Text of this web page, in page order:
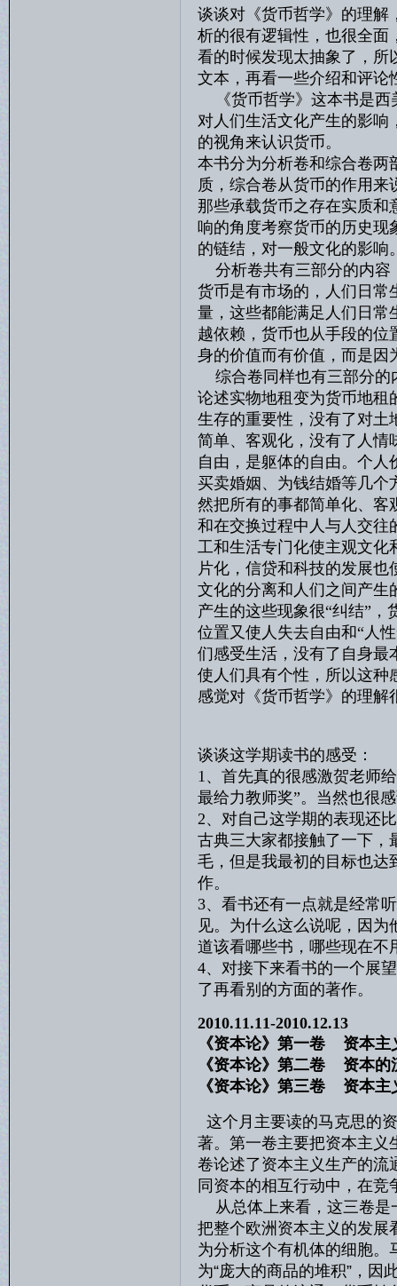
谈谈对《货币哲学》的理解
析的很有逻辑性，也很全面
看的时候发现太抽象了，所
文本，再看一些介绍和评论
《货币哲学》这本书是西
对人们生活文化产生的影响
的视角来认识货币。
本书分为分析卷和综合卷两
质，综合卷从货币的作用
那些承载货币之存在实质和
响的角度考察货币的历史现
的链结，对一般文化的影响
分析卷共有三部分的内容
货币是有市场的，人们日常
量，这些都能满足人们日常
越依赖，货币也从手段的位
身的价值而有价值，而是因
综合卷同样也有三部分的
论述实物地租变为货币地租
生存的重要性，没有了对土
简单、客观化，没有了人情
自由，是躯体的自由。个
买卖婚姻、为钱结婚等几个
然把所有的事都简单化、客
和在交换过程中人与人交往
工和生活专门化使主观文化
片化，信贷和科技的发展也
文化的分离和人们之间产生
产生的这些现象很“纠结”
位置又使人失去自由和“人
们感受生活，没有了自身最
使人们具有个性，所以这种
感觉对《货币哲学》的理解
谈谈这学期读书的感受：
1、首先真的很感激贺老师
最给力教师奖”。当然也很
2、对自己这学期的表现还
古典三大家都接触了一下，
毛，但是我最初的目标也达
作。
3、看书还有一点就是经常
见。为什么这么说呢，因
道该看哪些书，哪些现在不
4、对接下来看书的一个展
了再看别的方面的著作。
2010.11.11-2010.12.13
《资本论》第一卷 资
《资本论》第二卷
《资本论》第三卷 资本
这个月主要读的马克思的
著。第一卷主要把资本主义
卷论述了资本主义生产的流
同资本的相互行动中，在
从总体上来看，这三卷是
把整个欧洲资本主义的发展
为分析这个有机体的细胞。
为“庞大的商品的堆积”，因